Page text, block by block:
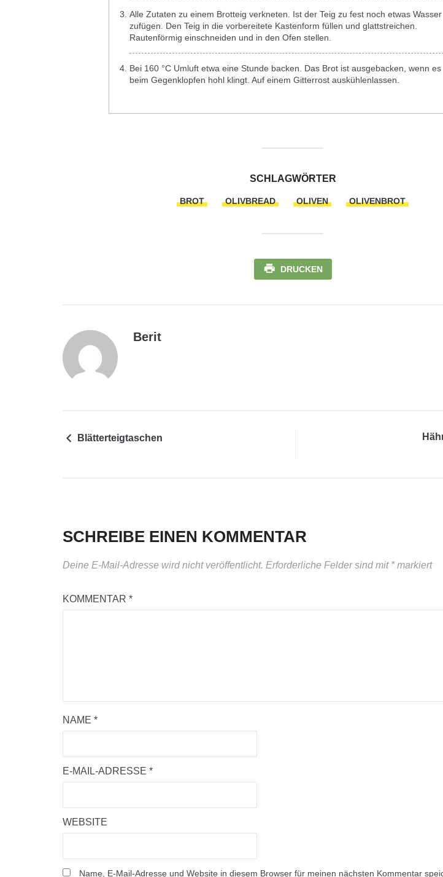
Alle Zutaten zu einem Brotteig verkneten. Ist der Teig zu fest noch etwas Wasser
zufügen. Den Teig in die vorbereitete Kastenform füllen und glattstreichen.
Rautenförmig einschneiden und in den Ofen stellen.
Bei 160 °C Umluft etwa eine Stunde backen. Das Brot ist ausgebacken, wenn es
beim Gegenklopfen hohl klingt. Auf einem Gitterrost auskühlenlassen.
SCHLAGWÖRTER
BROT OLIVBREAD OLIVEN OLIVENBROT
DRUCKEN
Berit
Blätterteigtaschen
SCHREIBE EINEN KOMMENTAR
Deine E-Mail-Adresse wird nicht veröffentlicht. Erforderliche Felder sind mit *markiert
KOMMENTAR *
NAME *
E-MAIL-ADRESSE *
WEBSITE
Name, E-Mail-Adresse und Website in diesem Browser für meinen nächsten Kommentar